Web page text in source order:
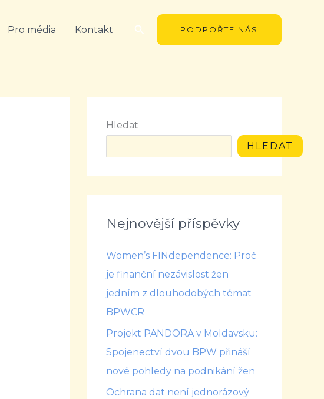
Pro média Kontakt Hledat PODPOŘTE NÁS
Hledat
HLEDAT
Nejnovější příspěvky
Women’s FINdependence: Proč
je finanční nezávislost žen
jedním z dlouhodobých témat
BPWCR
Projekt PANDORA v Moldavsku:
Spojenectví dvou BPW přináší
nové pohledy na podnikání žen
Ochrana dat není jednorázový